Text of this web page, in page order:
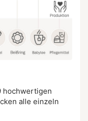
hochwertigen
alle einzeln